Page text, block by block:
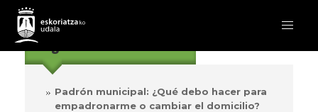
Preguntas
Padrón municipal: ¿Qué debo hacer para
empadronarme o cambiar el domicilio?